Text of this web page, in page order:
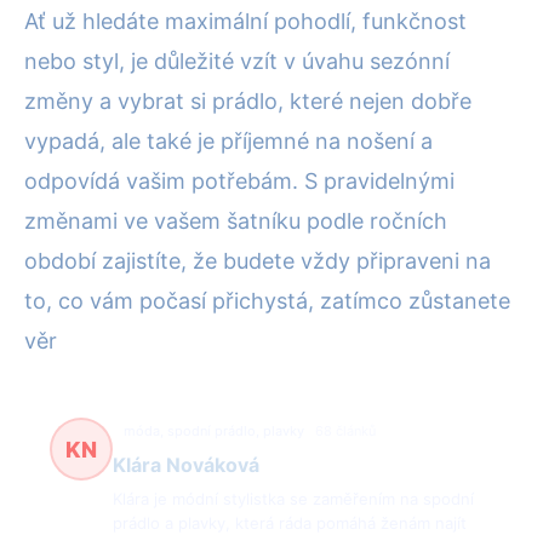
Ať už hledáte maximální pohodlí, funkčnost
nebo styl, je důležité vzít v úvahu sezónní
změny a vybrat si prádlo, které nejen dobře
vypadá, ale také je příjemné na nošení a
odpovídá vašim potřebám. S pravidelnými
změnami ve vašem šatníku podle ročních
období zajistíte, že budete vždy připraveni na
to, co vám počasí přichystá, zatímco zůstanete
věr
KN
Klára Nováková